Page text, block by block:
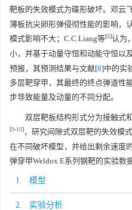
靶板的失效模式为碟形破坏。邓云
薄板抗尖卵形弹侵彻性能的影响，
模式影响不大；C.C.Liang等[6]认为
小，并基于动量守恒和动能守恒以
预报，其预测结果与文献[8]中的实
多层靶穿甲，其最终的终点弹道性
步导致能量及动量的不同分配。
双层靶板结构形式分为接触式
[9-10]，研究间隙式双层靶的失效模
在不同破坏模型，并给出剩余速度
弹穿甲Weldox E系列钢靶的实验数
1. 模型
2. 实验分析